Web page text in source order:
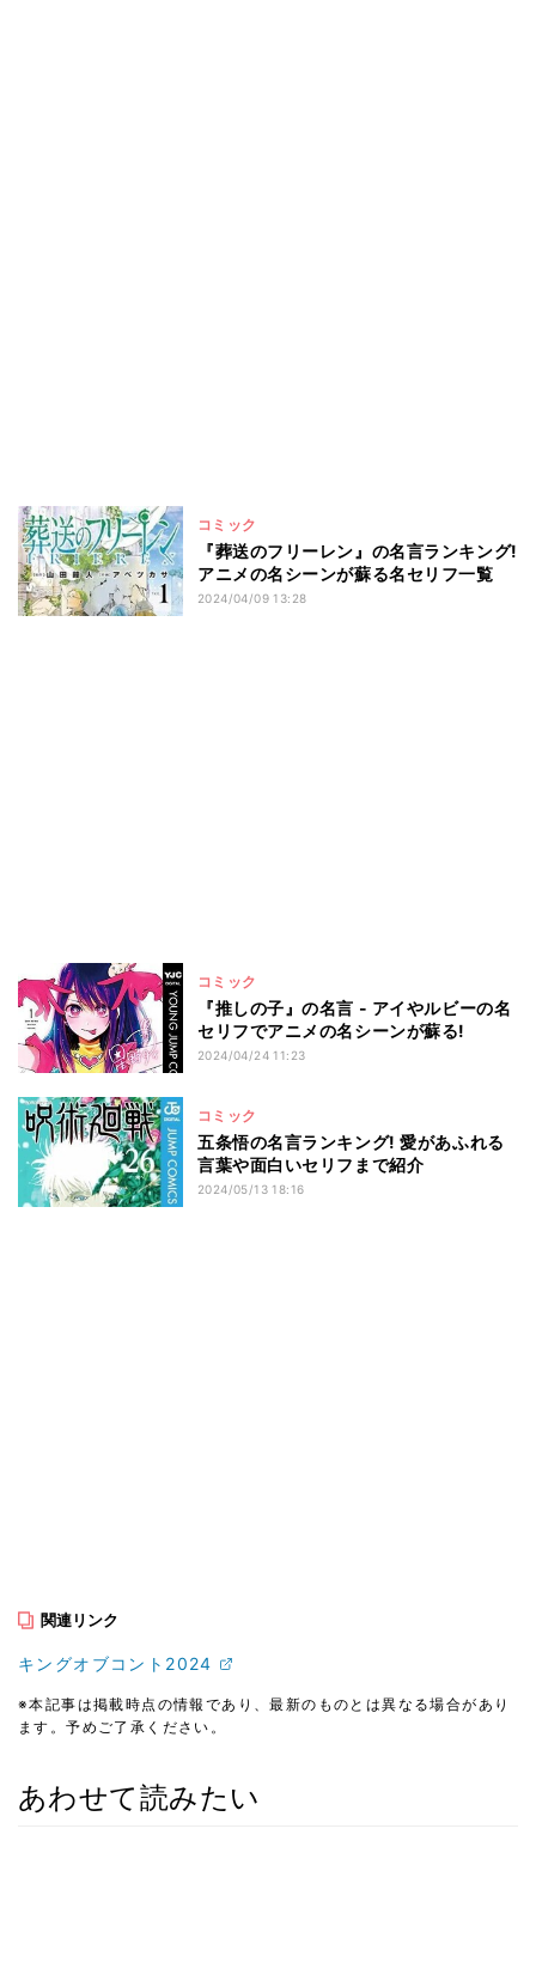
コミック
『葬送のフリーレン』の名言ランキング!
アニメの名シーンが蘇る名セリフ一覧
2024/04/09 13:28
コミック
『推しの子』の名言 - アイやルビーの名
セリフでアニメの名シーンが蘇る!
2024/04/24 11:23
コミック
五条悟の名言ランキング! 愛があふれる
言葉や面白いセリフまで紹介
2024/05/13 18:16
関連リンク
キングオブコント2024
※本記事は掲載時点の情報であり、最新のものとは異なる場合があり
ます。予めご了承ください。
あわせて読みたい